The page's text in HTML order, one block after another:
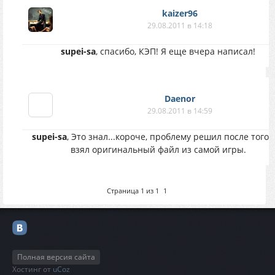
medkit_scientic = 0.05
kolbasa = 0.2
vodka = 0.1
energy_drink = 0.1
kaizer96
29.08.2011 в 14:18
supei-sa, спасибо, КЭП! Я еще вчера написал!
Daenor
29.08.2011 в 14:59
supei-sa, Это знал...короче, проблему решил после того
взял оригинальный файл из самой игры.
Страница 1 из 1 1
Полная версия сайта
Хостинг от uCoz